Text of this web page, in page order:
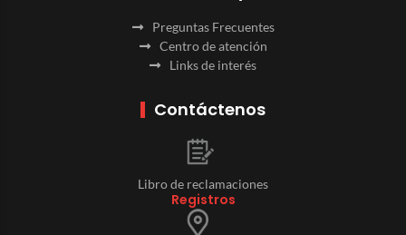
Preguntas Frecuentes
Centro de atención
Links de interés
Contáctenos
Libro de reclamaciones
Registros